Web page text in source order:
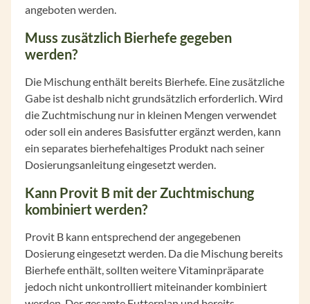
angeboten werden.
Muss zusätzlich Bierhefe gegeben
werden?
Die Mischung enthält bereits Bierhefe. Eine zusätzliche
Gabe ist deshalb nicht grundsätzlich erforderlich. Wird
die Zuchtmischung nur in kleinen Mengen verwendet
oder soll ein anderes Basisfutter ergänzt werden, kann
ein separates bierhefehaltiges Produkt nach seiner
Dosierungsanleitung eingesetzt werden.
Kann Provit B mit der Zuchtmischung
kombiniert werden?
Provit B kann entsprechend der angegebenen
Dosierung eingesetzt werden. Da die Mischung bereits
Bierhefe enthält, sollten weitere Vitaminpräparate
jedoch nicht unkontrolliert miteinander kombiniert